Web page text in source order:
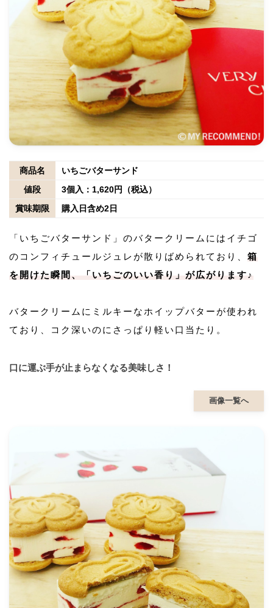
商品名
いちごバターサンド
値段
3個入：1,620円（税込）
賞味期限
購入日含め2日
「いちごバターサンド」のバタークリームにはイチゴ
のコンフィチュールジュレが散りばめられており、 箱
を開けた瞬間、「いちごのいい香り」が広がります♪
バタークリームにミルキーなホイップバターが使われ
ており、コク深いのにさっぱり軽い口当たり。
口に運ぶ手が止まらなくなる美味しさ！
画像一覧へ